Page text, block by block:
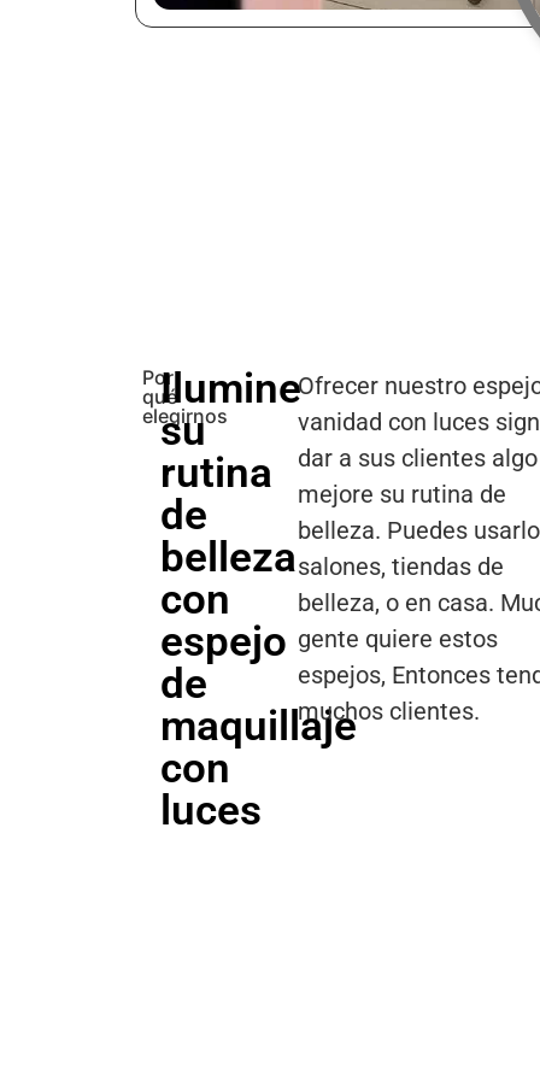
Por
qué
elegirnos
Ilumine
su
rutina
de
belleza
con
espejo
de
maquillaje
con
luces
Ofrecer nuestro
vanidad con luces
dar a sus clientes
mejore su rutina de
belleza. Puedes
salones, tiendas de
belleza, o en casa.
gente quiere estos
espejos, Entonces
muchos clientes.